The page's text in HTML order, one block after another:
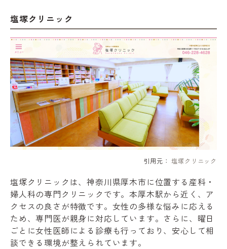
塩塚クリニック
引用元：塩塚クリニック
塩塚クリニックは、神奈川県厚木市に位置する産科・
婦人科の専門クリニックです。本厚木駅から近く、ア
クセスの良さが特徴です。女性の多様な悩みに応える
ため、専門医が親身に対応しています。さらに、曜日
ごとに女性医師による診療も行っており、安心して相
談できる環境が整えられています。